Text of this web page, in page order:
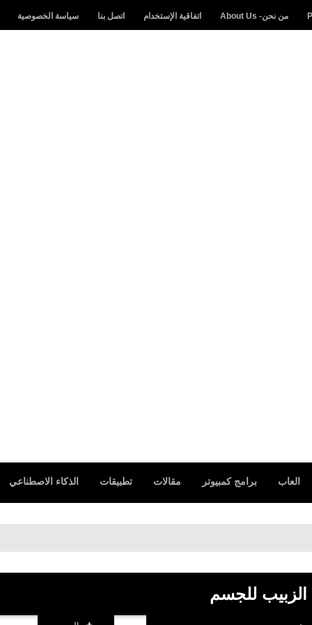
من نحن- About Us اتفاقية الإستخدام اتصل بنا سياسة الخصوصية
العاب برامج كمبيوتر مقالات تطبيقات الذكاء الاصطناعي
الزبيب للجسم